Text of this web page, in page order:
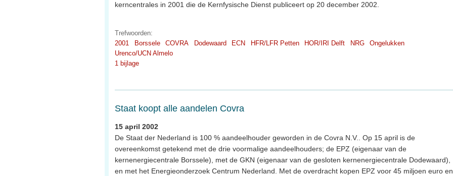
kerncentrales in 2001 die de Kernfysische Dienst publiceert op 20 december 2002.
Trefwoorden:
2001
Borssele COVRA Dodewaard ECN HFR/LFR Petten HOR/IRI Delft NRG
Ongelukken
Urenco/UCN Almelo
1 bijlage
Staat koopt alle aandelen Covra
15 april 2002
De Staat der Nederland is 100 % aandeelhouder geworden in de Covra N.V.. Op 15 april is de
overeenkomst getekend met de drie voormalige aandeelhouders; de EPZ (eigenaar van de
kernenergiecentrale Borssele), met de GKN (eigenaar van de gesloten kernenergiecentrale Dodewaard),
en met het Energieonderzoek Centrum Nederland. Met de overdracht kopen EPZ voor 45 miljoen euro en